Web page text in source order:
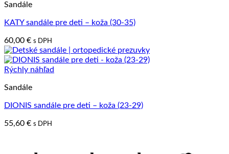
Sandále
KATY sandále pre deti – koža (30-35)
60,00 € s DPH
Rýchly náhľad
Sandále
DIONIS sandále pre deti – koža (23-29)
55,60 € s DPH